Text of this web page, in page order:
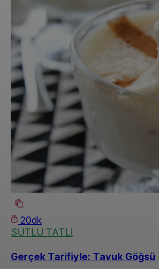
20dk
SÜTLÜ TATLI
Gerçek Tarifiyle: Tavuk Göğsü